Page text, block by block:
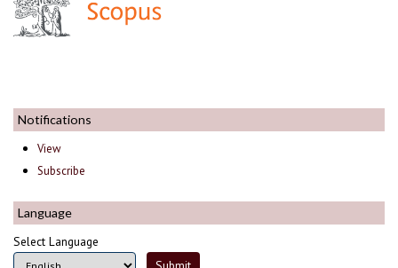
Notifications
View
Subscribe
Language
Select Language